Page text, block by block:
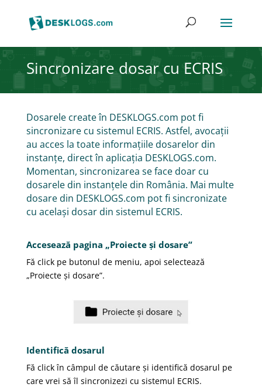
Sincronizare dosar cu ECRIS
Dosarele create în DESKLOGS.com pot fi
sincronizare cu sistemul ECRIS. Astfel, avocații
au acces la toate informațiile dosarelor din
instanțe, direct în aplicația DESKLOGS.com.
Momentan, sincronizarea se face doar cu
dosarele din instanțele din România. Mai multe
dosare din DESKLOGS.com pot fi sincronizate
cu același dosar din sistemul ECRIS.
Accesează pagina „Proiecte și dosare”
Fă click pe butonul de meniu, apoi selectează
„Proiecte și dosare”.
Identifică dosarul
Fă click în câmpul de căutare și identifică dosarul pe
care vrei să îl sincronizezi cu sistemul ECRIS.